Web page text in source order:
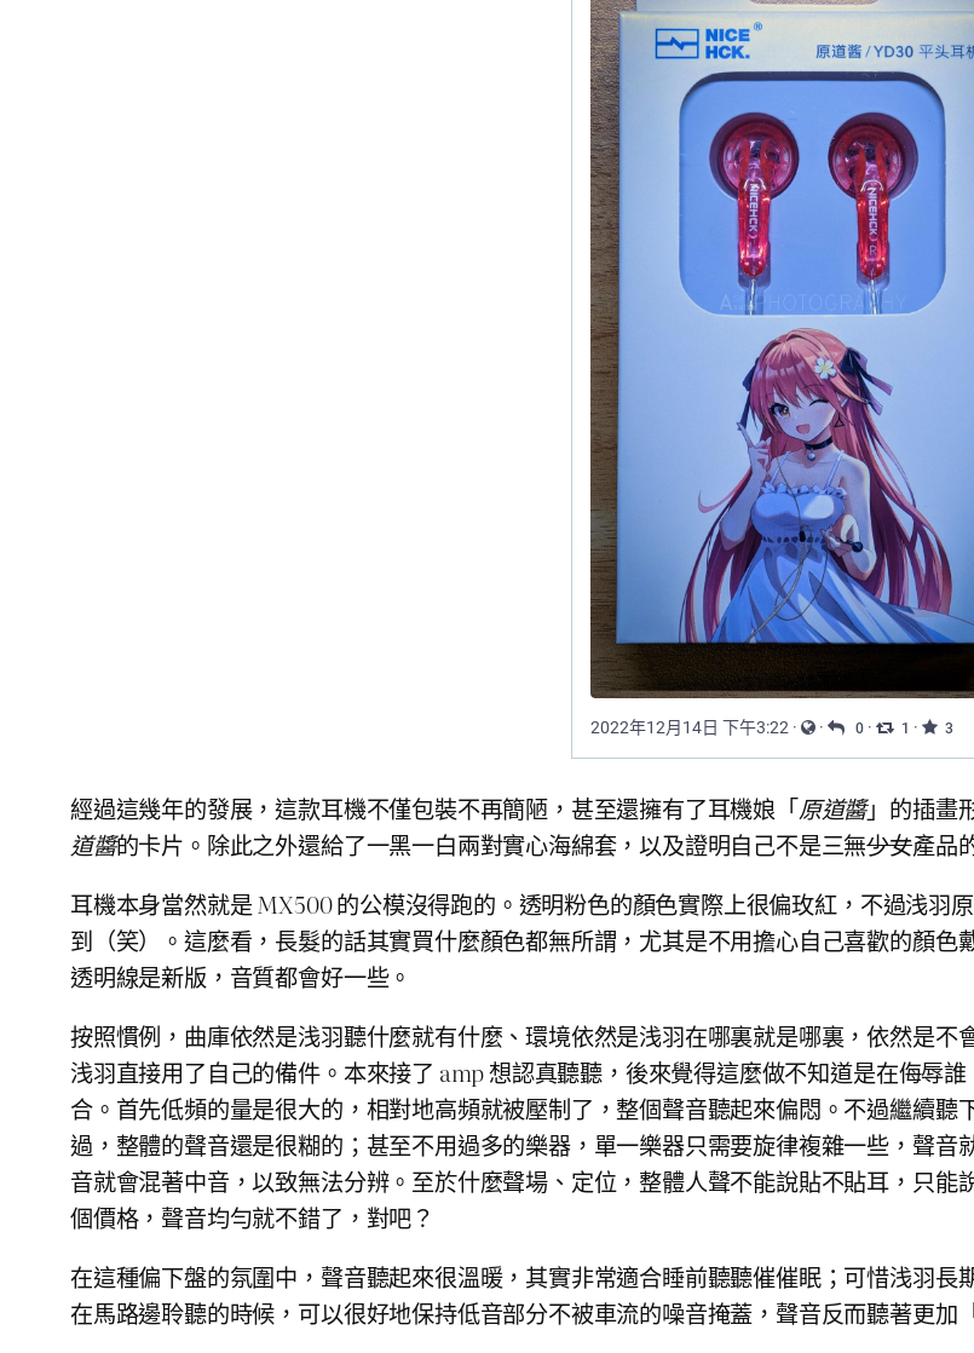
經過這幾年的發展，這款耳機不僅包裝不再簡陋，甚至還擁有了耳機娘「原道醬」的插畫
道醬的卡片。除此之外還給了一黑一白兩對實心海綿套，以及證明自己不是三無少女產品
耳機本身當然就是 MX500 的公模沒得跑的。透明粉色的顏色實際上很偏玫紅，不過浅羽
到（笑）。這麼看，長髮的話其實買什麼顏色都無所謂，尤其是不用擔心自己喜歡的顏
透明線是新版，音質都會好一些。
按照慣例，曲庫依然是浅羽聽什麼就有什麼、環境依然是浅羽在哪裏就是哪裏，依然是
浅羽直接用了自己的備件。本來接了 amp 想認真聽聽，後來覺得這麼做不知道是在侮辱
合。首先低頻的量是很大的，相對地高頻就被壓制了，整個聲音聽起來偏悶。不過繼續
過，整體的聲音還是很糊的；甚至不用過多的樂器，單一樂器只需要旋律複雜一些，聲
音就會混著中音，以致無法分辨。至於什麼聲場、定位，整體人聲不能說貼不貼耳，只
個價格，聲音均勻就不錯了，對吧？
在這種偏下盤的氛圍中，聲音聽起來很溫暖，其實非常適合睡前聽聽催催眠；可惜浅羽長
在馬路邊聆聽的時候，可以很好地保持低音部分不被車流的噪音掩蓋，聲音反而聽著更加